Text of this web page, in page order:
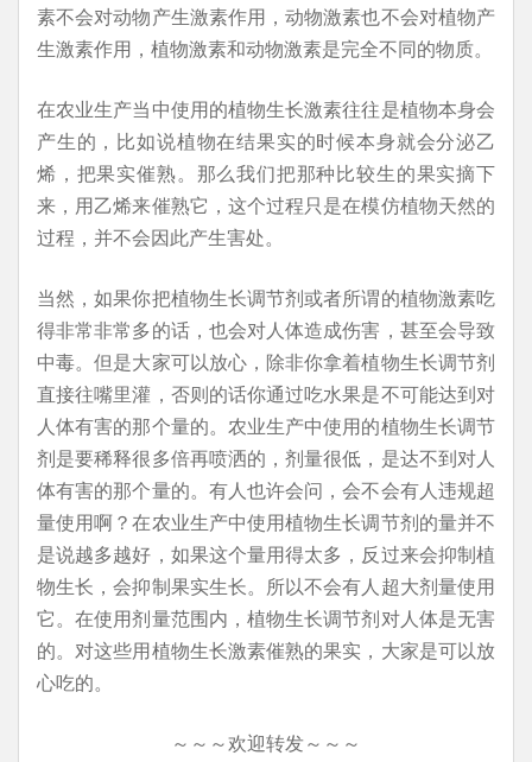
素不会对动物产生激素作用，动物激素也不会对植物产
生激素作用，植物激素和动物激素是完全不同的物质。
在农业生产当中使用的植物生长激素往往是植物本身会
产生的，比如说植物在结果实的时候本身就会分泌乙
烯，把果实催熟。那么我们把那种比较生的果实摘下
来，用乙烯来催熟它，这个过程只是在模仿植物天然的
过程，并不会因此产生害处。
当然，如果你把植物生长调节剂或者所谓的植物激素吃
得非常非常多的话，也会对人体造成伤害，甚至会导致
中毒。但是大家可以放心，除非你拿着植物生长调节剂
直接往嘴里灌，否则的话你通过吃水果是不可能达到对
人体有害的那个量的。农业生产中使用的植物生长调节
剂是要稀释很多倍再喷洒的，剂量很低，是达不到对人
体有害的那个量的。有人也许会问，会不会有人违规超
量使用啊？在农业生产中使用植物生长调节剂的量并不
是说越多越好，如果这个量用得太多，反过来会抑制植
物生长，会抑制果实生长。所以不会有人超大剂量使用
它。在使用剂量范围内，植物生长调节剂对人体是无害
的。对这些用植物生长激素催熟的果实，大家是可以放
心吃的。
～～～欢迎转发～～～